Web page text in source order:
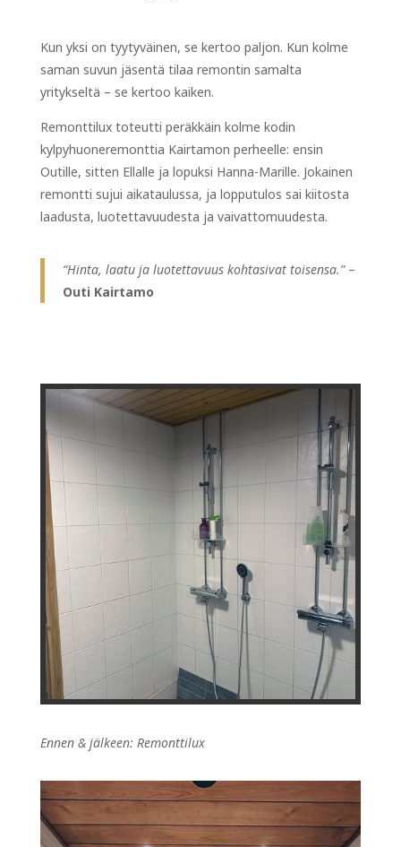
Kun yksi on tyytyväinen, se kertoo paljon. Kun kolme
saman suvun jäsentä tilaa remontin samalta
yritykseltä – se kertoo kaiken.
Remonttilux toteutti peräkkäin kolme kodin
kylpyhuoneremonttia Kairtamon perheelle: ensin
Outille, sitten Ellalle ja lopuksi Hanna-Marille. Jokainen
remontti sujui aikataulussa, ja lopputulos sai kiitosta
laadusta, luotettavuudesta ja vaivattomuudesta.
“Hinta, laatu ja luotettavuus kohtasivat toisensa.”–
Outi Kairtamo
Ennen & jälkeen: Remonttilux